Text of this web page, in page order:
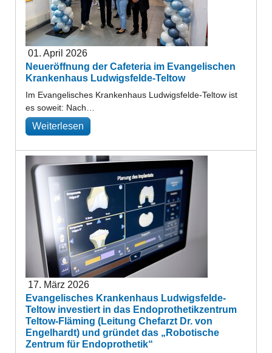
01. April 2026
Neueröffnung der Cafeteria im Evangelischen
Krankenhaus Ludwigsfelde-Teltow
Im Evangelisches Krankenhaus Ludwigsfelde-Teltow ist
es soweit: Nach…
Weiterlesen
17. März 2026
Evangelisches Krankenhaus Ludwigsfelde-
Teltow investiert in das Endoprothetikzentrum
Teltow-Fläming (Leitung Chefarzt Dr. von
Engelhardt) und gründet das „Robotische
Zentrum für Endoprothetik“